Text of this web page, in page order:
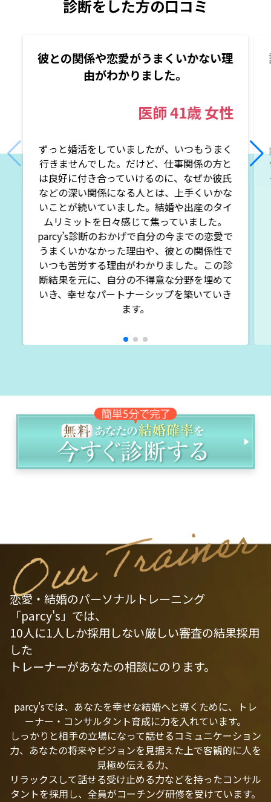
診断をした方の口コミ
彼との関係や恋愛がうまくいかない理
由がわかりました。
医師41歳女性
ずっと婚活をしていましたが、いつもうまく
行きませんでした。だけど、仕事関係の方と
は良好に付き合っていけるのに、なぜか彼氏
などの深い関係になる人とは、上手くいかな
いことが続いていました。結婚や出産のタイ
ムリミットを日々感じて焦っていました。
parcy’s診断のおかげで自分の今までの恋愛で
うまくいかなかった理由や、彼との関係性で
いつも苦労する理由がわかりました。この診
断結果を元に、自分の不得意な分野を埋めて
いき、幸せなパートナーシップを築いていき
ます。
恋愛・結婚のパーソナルトレーニング
「parcy's」では、
10人に1人しか採用しない厳しい審査の結果採用
した
トレーナーがあなたの相談にのります。
parcy'sでは、あなたを幸せな結婚へと導くために、トレ
ーナー・コンサルタント育成に力を入れています。
しっかりと相手の立場になって話せるコミュニケーション
力、あなたの将来やビジョンを見据えた上で客観的に人を
見極め伝える力、
リラックスして話せる受け止める力などを持ったコンサル
タントを採用し、全員がコーチング研修を受けています。